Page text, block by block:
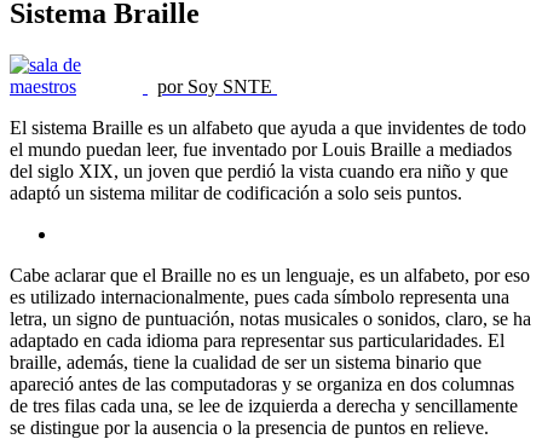
Sistema Braille
por Soy SNTE
El sistema Braille es un alfabeto que ayuda a que invidentes de todo
el mundo puedan leer, fue inventado por Louis Braille a mediados
del siglo XIX, un joven que perdió la vista cuando era niño y que
adaptó un sistema militar de codificación a solo seis puntos.
Cabe aclarar que el Braille no es un lenguaje, es un alfabeto, por eso
es utilizado internacionalmente, pues cada símbolo representa una
letra, un signo de puntuación, notas musicales o sonidos, claro, se ha
adaptado en cada idioma para representar sus particularidades. El
braille, además, tiene la cualidad de ser un sistema binario que
apareció antes de las computadoras y se organiza en dos columnas
de tres filas cada una, se lee de izquierda a derecha y sencillamente
se distingue por la ausencia o la presencia de puntos en relieve.